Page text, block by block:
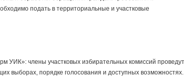
подать в территориальные и участковые
УИК»: члены участковых избирательных комиссий проведут
выборах, порядке голосования и доступных возможностях.